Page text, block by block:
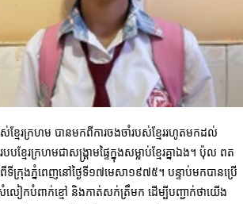
ែរក្រហម បានមកពីការចងចាំរបស់ខ្មែររហូតមកដល់
បបខ្មែរក្រហមជាសង្គ្រាមផ្ទៃក្នុងសម្លាប់ខ្មែរគ្នាឯង។ ប៉ុល ពត
ក្រុងភ្នំពេញនៅថ្ងៃទី១៧មេសា១៩៧៥។ បន្ទាប់មកបានប្រើ
ៀកបំពាក់ខ្មៅ និងកាត់សក់ត្រឹមក ដើម្បីបញ្ជាក់ថាយើង